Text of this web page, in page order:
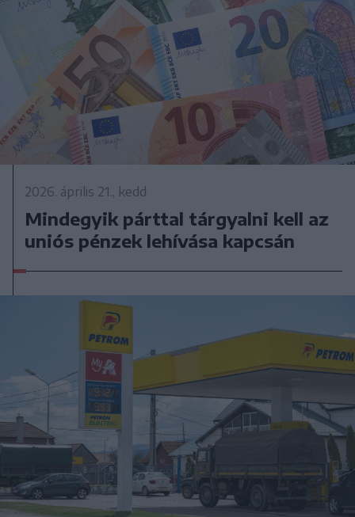
2026. április 21., kedd
Mindegyik párttal tárgyalni kell az
uniós pénzek lehívása kapcsán